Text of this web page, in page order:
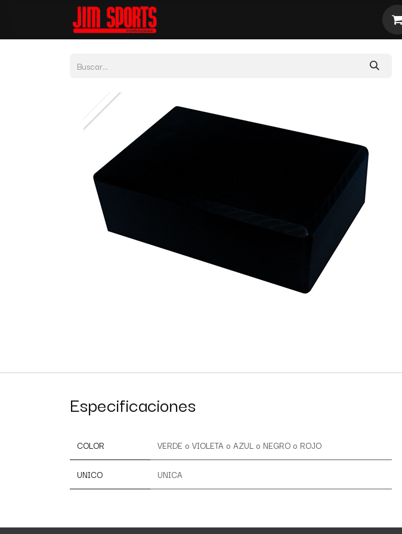
Especificaciones
COLOR VERDE o VIOLETA o AZUL o NEGRO o ROJO
UNICO UNICA